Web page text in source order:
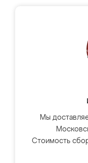
Мы
Стоимость